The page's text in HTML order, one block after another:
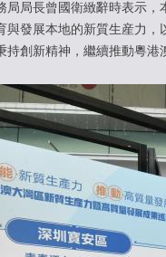
長曾國衛緻辭時表示，
與發展本地的新質生産力
創新精神，繼續推動粵